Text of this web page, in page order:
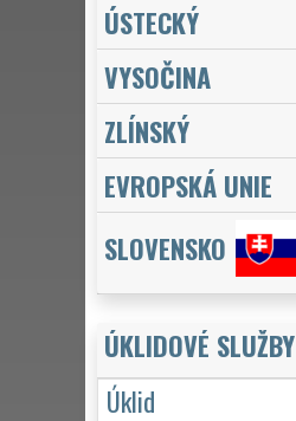
ÚSTECKÝ
VYSOČINA
ZLÍNSKÝ
EVROPSKÁ UNIE
SLOVENSKO
ÚKLIDOVÉ SLUŽBY
Úklid